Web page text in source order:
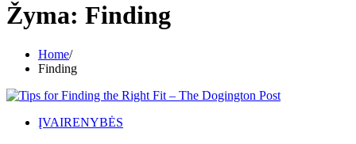
Žyma: Finding
Home
Finding
ĮVAIRENYBĖS